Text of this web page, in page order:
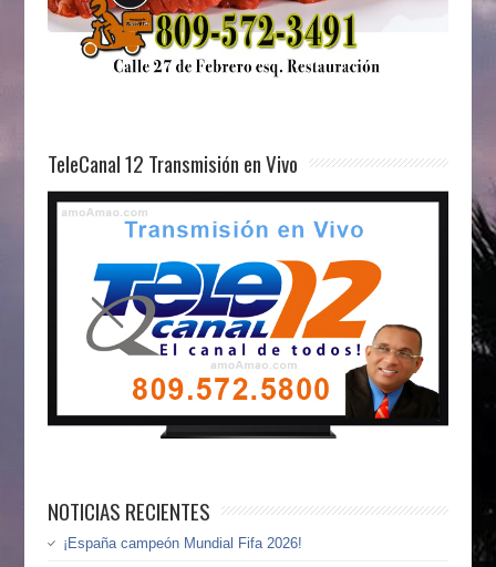
TeleCanal 12 Transmisión en Vivo
NOTICIAS RECIENTES
¡España campeón Mundial Fifa 2026!